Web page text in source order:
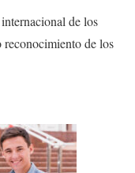
de los
reconocimiento de los